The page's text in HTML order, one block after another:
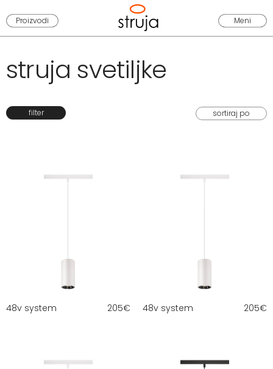
Proizvodi Meni
struja svetiljke
filter
48v system 205€ 48v system 205€